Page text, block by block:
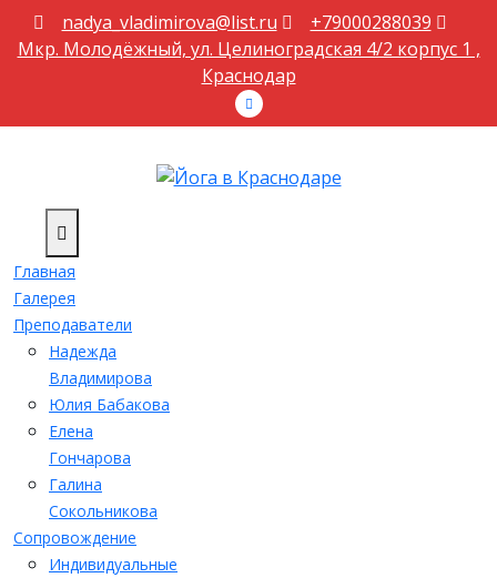
Перейти
содержимому
nadya_vladimirova@list.ru
+79000288039
Мкр. Молодëжный, ул. Целиноградская 4/2 корпус 1 ,
Краснодар
Главная
Галерея
Преподаватели
Надежда
Владимирова
Юлия Бабакова
Елена
Гончарова
Галина
Сокольникова
Сопровождение
Индивидуальные